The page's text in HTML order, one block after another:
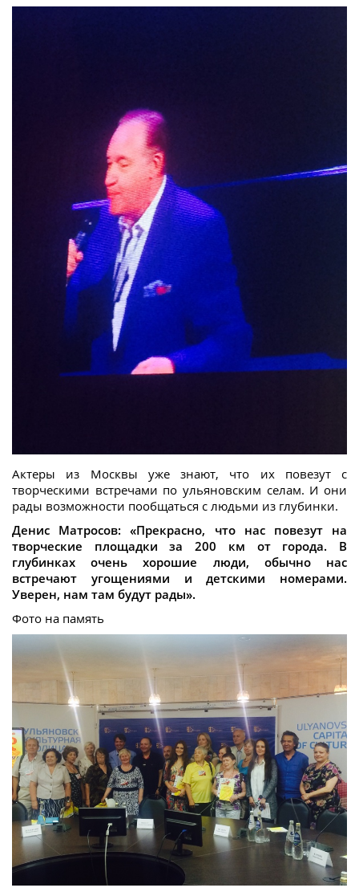
Актеры из Москвы уже знают, что их повезут с
творческими встречами по ульяновским селам. И они
рады возможности пообщаться с людьми из глубинки.
Денис Матросов: «Прекрасно, что нас повезут на
творческие площадки за 200 км от города. В
глубинках очень хорошие люди, обычно нас
встречают угощениями и детскими номерами.
Уверен, нам там будут рады».
Фото на память